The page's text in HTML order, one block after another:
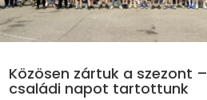
Közösen zártuk a szezont –
családi napot tartottunk